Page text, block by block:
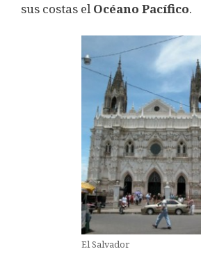
sus costas elOcéano Pacífico.
El Salvador